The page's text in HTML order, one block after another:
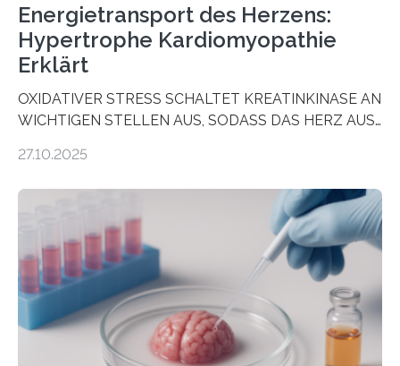
Energietransport des Herzens:
Hypertrophe Kardiomyopathie
Erklärt
OXIDATIVER STRESS SCHALTET KREATINKINASE AN
WICHTIGEN STELLEN AUS, SODASS DAS HERZ AUS
aus dem Deutschen Zentrum für Herzinsuffizienz
im Journal Circulation, warum der Energietransport bei
der Hypertrophen Kardiomyopathie (HCM) versagen
kann und wie sich durch eine Verringerung der
Herzbelastung und des oxidativen Stresses
Rhythmusstörungen reduzieren lassen. Würzburg. Die
hypertrophe Kardiomyopathie (HCM) ist die häufigste
erblich bedingte Herzerkrankung. Sie führt dazu, dass
sich die linke Herzkammer verdickt, der Herzmuskel zu
27.10.2025